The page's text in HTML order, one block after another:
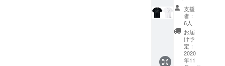
掲載不
要とさ
せてい
ただき
ます。
★全リ
ターン
のオリ
ジナル
ステッ
カー ■
お礼の
メッ
セージ
※ 主催
セージ
※ 主催
者より
感謝の
メッ
セージ
をお送
りいた
※
Forest
Night
Driveオ
リジナ
ルTシャ
ツ ※ デ
ザイン
支援
者：
6人
お届
け予
定：
2020
年11